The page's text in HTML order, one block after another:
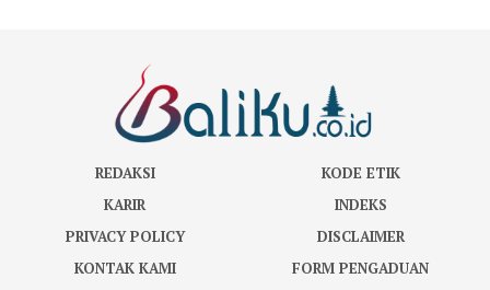
REDAKSI
KODE ETIK
KARIR
INDEKS
PRIVACY POLICY
DISCLAIMER
KONTAK KAMI
FORM PENGADUAN